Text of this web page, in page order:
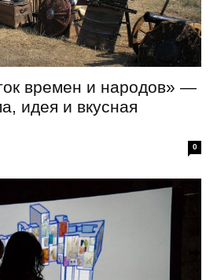
времен и народов» —
идея и вкусная
0